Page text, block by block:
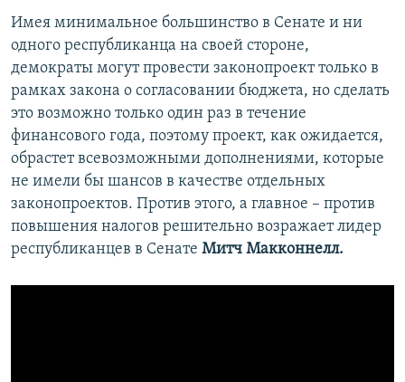
Имея минимальное большинство в Сенате и ни
одного республиканца на своей стороне,
демократы могут провести законопроект только в
рамках закона о согласовании бюджета, но сделать
это возможно только один раз в течение
финансового года, поэтому проект, как ожидается,
обрастет всевозможными дополнениями, которые
не имели бы шансов в качестве отдельных
законопроектов. Против этого, а главное – против
повышения налогов решительно возражает лидер
республиканцев в Сенате Митч Макконнелл.